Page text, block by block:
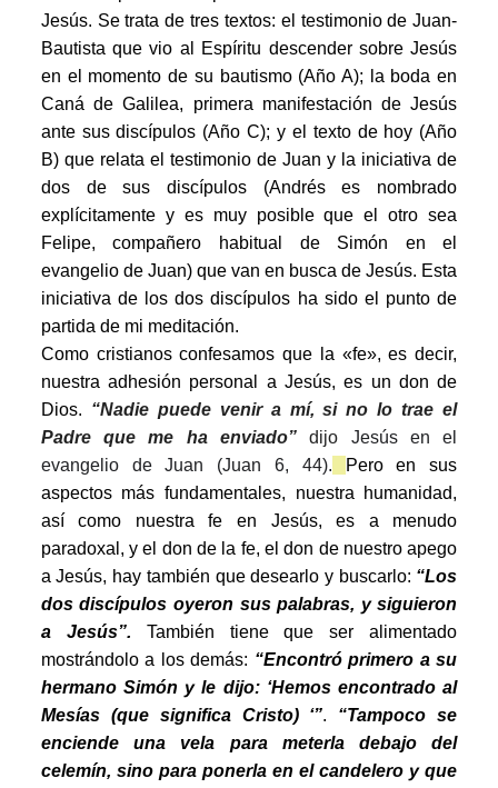
Jesús. Se trata de tres textos: el testimonio de Juan-
Bautista que vio al Espíritu descender sobre Jesús
en el momento de su bautismo (Año A); la boda en
Caná de Galilea, primera manifestación de Jesús
ante sus discípulos (Año C); y el texto de hoy (Año
B) que relata el testimonio de Juan y la iniciativa de
dos de sus discípulos (Andrés es nombrado
explícitamente y es muy posible que el otro sea
Felipe, compañero habitual de Simón en el
evangelio de Juan) que van en busca de Jesús. Esta
iniciativa de los dos discípulos ha sido el punto de
partida de mi meditación.
Como cristianos confesamos que la «fe», es decir,
nuestra adhesión personal a Jesús, es un don de
Dios. “Nadie puede venir a mí, si no lo trae el
Padre que me ha enviado” dijo Jesús en el
evangelio de Juan (Juan 6, 44).
Pero en sus
aspectos más fundamentales, nuestra humanidad,
así como nuestra fe en Jesús, es a menudo
paradoxal, y el don de la fe, el don de nuestro apego
a Jesús, hay también que desearlo y buscarlo: “Los
dos discípulos oyeron sus palabras, y siguieron
a Jesús”.
También tiene que ser alimentado
mostrándolo a los demás: “Encontró primero a su
hermano Simón y le dijo: ‘Hemos encontrado al
Mesías (que significa Cristo) ‘”. “Tampoco se
enciende una vela para meterla debajo del
celemín, sino para ponerla en el candelero y que